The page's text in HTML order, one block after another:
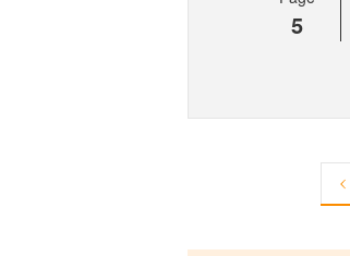
5